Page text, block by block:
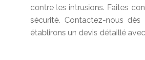
contre les intrusions. Faites
sécurité. Contactez-nous
établirons un devis détaillé